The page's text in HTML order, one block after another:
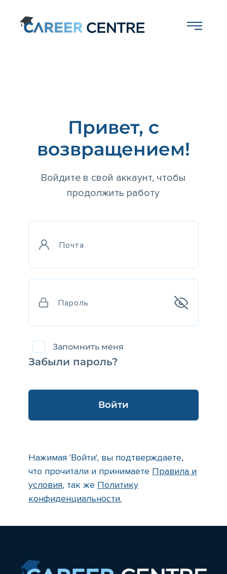
Привет, с
возвращением!
Войдите в свой аккаунт, чтобы
продолжить работу
Запомнить меня
Забыли пароль?
Войти
Нажимая 'Войти', вы подтверждаете,
что прочитали и принимаете Правила и
условия, так же Политику
конфиденциальности.